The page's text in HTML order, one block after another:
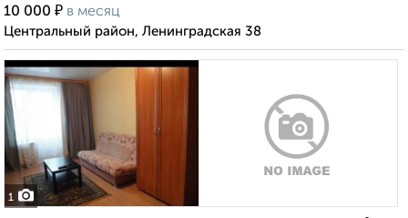
10 000 ₽ в месяц
Центральный район, Ленинградская 38
1